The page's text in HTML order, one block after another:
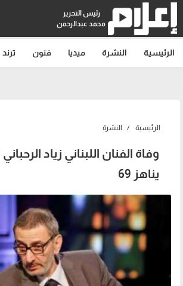
رئيس التحرير
محمد عبدالرحمن
الرئيسية النشرة ميديا فنون ترند
الرئيسية النشرة
وفاة الفنان اللبناني زياد
يناهز 69